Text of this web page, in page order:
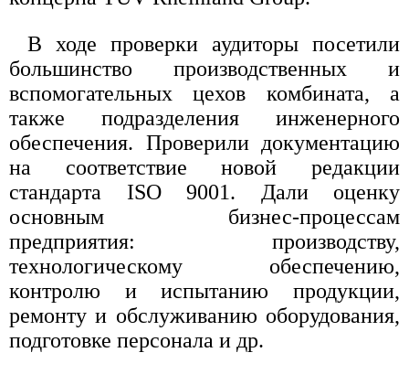
В ходе проверки аудиторы посетили
большинство производственных и
вспомогательных цехов комбината, а
также подразделения инженерного
обеспечения. Проверили документацию
на соответствие новой редакции
стандарта ISO 9001. Дали оценку
основным бизнес-процессам
предприятия: производству,
технологическому обеспечению,
контролю и испытанию продукции,
ремонту и обслуживанию оборудования,
подготовке персонала и др.